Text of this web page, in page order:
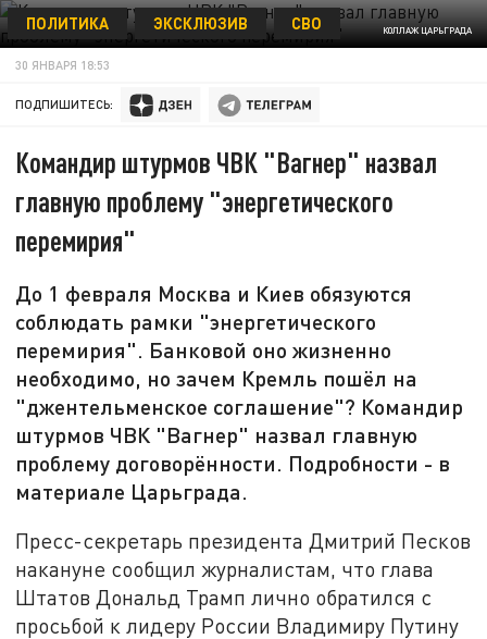
КОЛЛАЖ ЦАРЬГРАДА
ПОЛИТИКА ЭКСКЛЮЗИВ СВО
30 ЯНВАРЯ 18:53
ПОДПИШИТЕСЬ:
Командир штурмов ЧВК "Вагнер" назвал
главную проблему "энергетического
перемирия"
До 1 февраля Москва и Киев обязуются
соблюдать рамки "энергетического
перемирия". Банковой оно жизненно
необходимо, но зачем Кремль пошёл на
"джентельменское соглашение"? Командир
штурмов ЧВК "Вагнер" назвал главную
проблему договорённости. Подробности - в
материале Царьграда.
Пресс-секретарь президента Дмитрий Песков
накануне сообщил журналистам, что глава
Штатов Дональд Трамп лично обратился с
просьбой к лидеру России Владимиру Путину